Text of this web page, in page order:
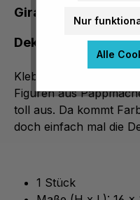
Giraffe aus
Dekorieren
Kleben, malen,
Figuren aus
toll aus. Da kommt
doch einfach mal die
1 Stück
Nur
Alle